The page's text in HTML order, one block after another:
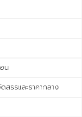
น
สรรและราคากลาง